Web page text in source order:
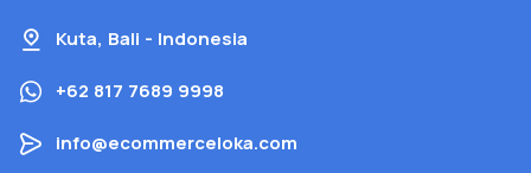
Kuta, Bali - Indonesia
+62 817 7689 9998
info@ecommerceloka.com